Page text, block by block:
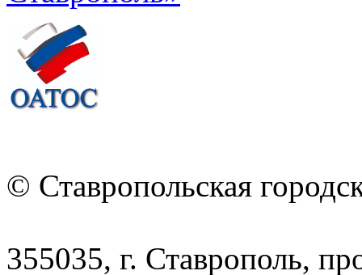
© Ставропольская
355035, г. Ставрополь,